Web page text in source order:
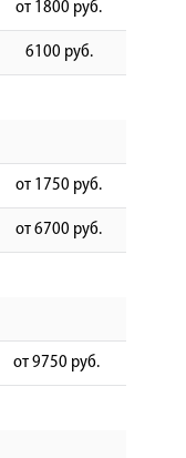
от 1800 руб.
6100 руб.
от 1750 руб.
от 6700 руб.
от 9750 руб.